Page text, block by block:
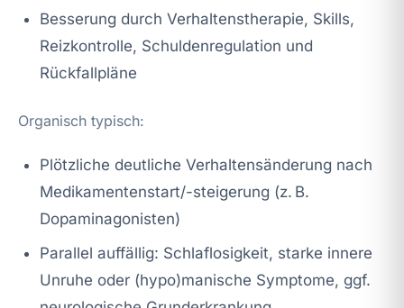
Besserung durch Verhaltenstherapie, Skills,
Reizkontrolle, Schuldenregulation und
Rückfallpläne
Organisch typisch:
Plötzliche deutliche Verhaltensänderung nach
Medikamentenstart/-steigerung (z. B.
Dopaminagonisten)
Parallel auffällig: Schlaflosigkeit, starke innere
Unruhe oder (hypo)manische Symptome, ggf.